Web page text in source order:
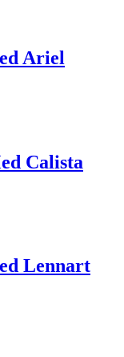
Ariel
Calista
Lennart